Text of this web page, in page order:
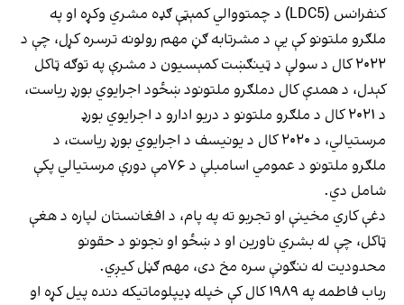
کنفرانس (LDC5) د چمتووالي کمېټې ګډه مشري وکړه او په
ملګرو ملتونو کې یې د مشرتابه ګڼ مهم رولونه ترسره کړل، چې د
۲۰۲۲ کال د سولې د ټینګښت کمېسیون د مشرې په توګه ټاکل
کېدل، د همدې کال دملګرو ملتونود ښځود اجرایوي بورډ ریاست،
د ۲۰۲۱ کال د ملګرو ملتونو د دریو ادارو د اجرایوي بورډ
مرستیالي، د ۲۰۲۰ کال د یونیسف د اجرایوي بورډ ریاست، د
ملګرو ملتونو د عمومي اسامبلې د ۷۶مې دورې مرستیالي پکې
شامل دي.
دغې کاري مخینې او تجربو ته په پام، د افغانستان لپاره د هغې
ټاکل، چې له بشري ناورین او د ښځو او نجونو د حقونو
محدودیت له ننګونې سره مخ دی، مهم ګڼل کیږي.
رباب فاطمه په ۱۹۸۹ کال کې خپله ډیپلوماتیکه دنده پیل کړه او